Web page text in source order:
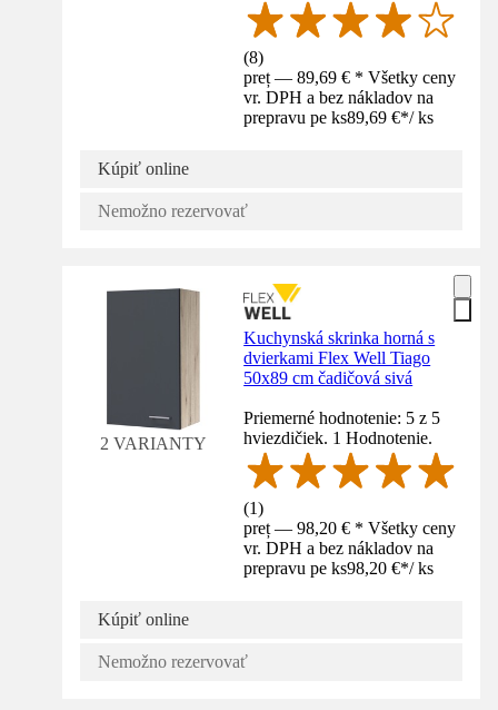
(8)
preț — 89,69 € * Všetky ceny
vr. DPH a bez nákladov na
prepravu pe ks89,69 €*/ ks
Kúpiť online
Nemožno rezervovať
2 VARIANTY
Kuchynská skrinka horná s
dvierkami Flex Well Tiago
50x89 cm čadičová sivá
Priemerné hodnotenie: 5 z 5
hviezdičiek. 1 Hodnotenie.
(1)
preț — 98,20 € * Všetky ceny
vr. DPH a bez nákladov na
prepravu pe ks98,20 €*/ ks
Kúpiť online
Nemožno rezervovať